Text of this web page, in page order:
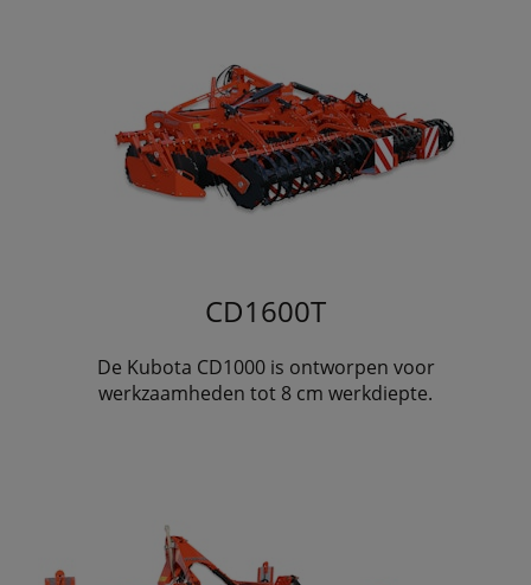
CD1600T
De Kubota CD1000 is ontworpen voor
werkzaamheden tot 8 cm werkdiepte.